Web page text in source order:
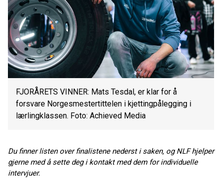
FJORÅRETS VINNER: Mats Tesdal, er klar for å
forsvare Norgesmestertittelen i kjettingpålegging i
lærlingklassen. Foto: Achieved Media
Du finner listen over finalistene nederst i saken, og NLF hjelper
gjerne med å sette deg i kontakt med dem for individuelle
intervjuer.